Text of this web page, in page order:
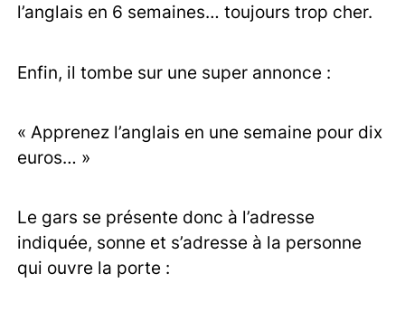
l’anglais en 6 semaines… toujours trop cher.
Enfin, il tombe sur une super annonce :
« Apprenez l’anglais en une semaine pour dix
euros… »
Le gars se présente donc à l’adresse
indiquée, sonne et s’adresse à la personne
qui ouvre la porte :